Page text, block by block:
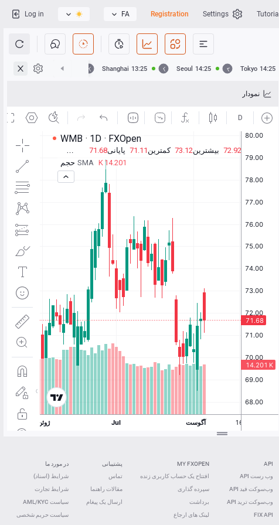
Tutorial
Settings
Registration
FA
Log in
14:25
Tokyo
14:25
Seoul
13:25
Shanghai
13:25
Hong Kong
نمودار
API
وب رست API
وب‌سوکت فید ‌API
وب‌سوکت ترید ‌API
FIX API
MY FXOPEN
افتتاح یک حساب کاربری زنده
سپرده گذاری
برداشت
لینک های ارجاع
پشتیبانی
تماس
مقالات راهنما
ارسال یک پیغام
در مورد ما
شرایط (اسناد)
شرایط تجارت
سیاست AML/KYC
سیاست حریم شخصی